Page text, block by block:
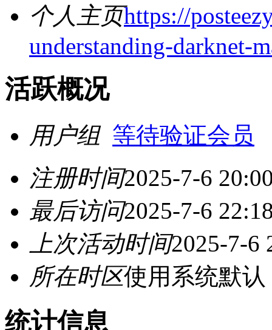
个人主页https://
understanding-darknet-
活跃概况
用户组 等待验证会员
注册时间2025-7-6
最后访问2025-7-6
上次活动时间2025-7-6
所在时区使用系统默认
统计信息